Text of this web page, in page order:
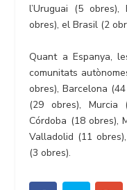
l’Uruguai (5
obres), el Brasil (2
Quant a Espanya,
comunitats
obres), Barcelona
(29 obres), Murcia
Córdoba (18 obres),
Valladolid (11
(3 obres).